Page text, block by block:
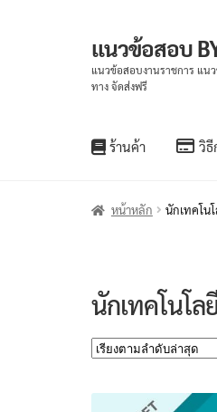
Skip
to
navigation
Skip
to
content
แนวข้อสอบ
แนวข้อสอบงานราชการ แน
ทาง จัดส่งฟรี
ร้านค้า วิธี
หน้าหลัก นักเทคโน
นักเทคโนโ